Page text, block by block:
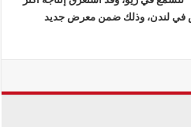
في لندن، وذلك ضمن معرض جديد